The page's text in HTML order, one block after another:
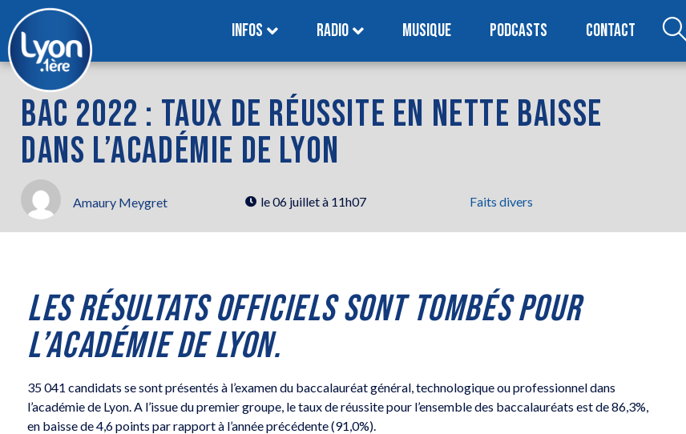
INFOS RADIO MUSIQUE PODCASTS CONTACT
BAC 2022 : TAUX DE RÉUSSITE EN NETTE BAISSE
DANS L’ACADÉMIE DE LYON
Amaury Meygret le06 juillet à 11h07 Faits divers
LES RÉSULTATS OFFICIELS SONT TOMBÉS POUR
L’ACADÉMIE DE LYON.
35 041 candidats se sont présentés à l’examen du baccalauréat général, technologique ou professionnel dans
l’académie de Lyon. A l’issue du premier groupe, le taux de réussite pour l’ensemble des baccalauréats est de 86,3%,
en baisse de 4,6 points par rapport à l’année précédente (91,0%).